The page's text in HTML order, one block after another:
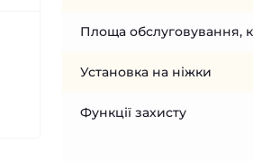
Площа обслуговування,
Установка на ніжки
Функції захисту